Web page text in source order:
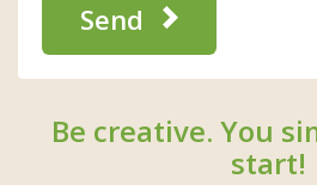
Send
Be creative. You
start!